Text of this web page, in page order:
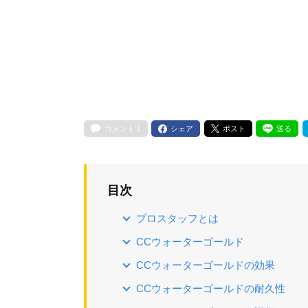
コメント 1 シェア ポスト 送る
目次
プロスタッフとは
CCウォーターゴールド
CCウォーターゴールドの効果
CCウォーターゴールドの耐久性